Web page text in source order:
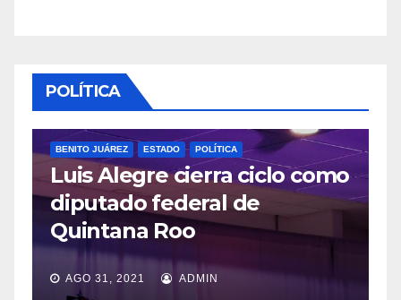
POLÍTICA
BENITO JUÁREZ ESTADO POLÍTICA
Luis Alegre cierra ciclo como
diputado federal de
Quintana Roo
AGO 31, 2021 ADMIN